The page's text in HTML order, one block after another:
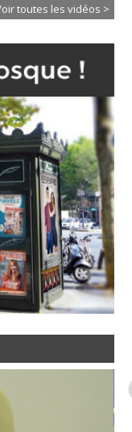
toutes les vidéos >